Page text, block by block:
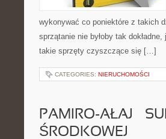
wykonywać co poniektóre z takich
sprzątanie nie byłoby tak
takie sprzęty czyszczące się […]
CATEGORIES: NIERUCHOMOŚCI
PAMIRO-AŁAJ –
ŚRODKOWEJ